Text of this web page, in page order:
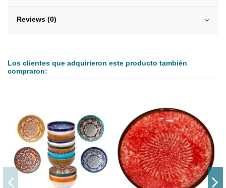
Reviews (0)
Los clientes que adquirieron este producto también
compraron: